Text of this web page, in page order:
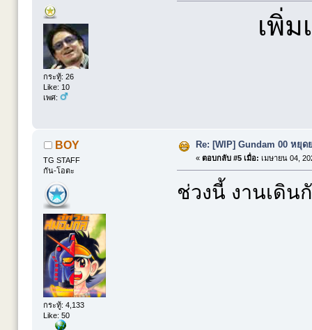
กระทู้: 26
Like: 10
เพศ:
เพิ่
BOY
TG STAFF
กัน-โอตะ
กระทู้: 4,133
Like: 50
Re: [WIP] Gundam 00 หยุด
« ตอบกลับ #5 เมื่อ: เมษายน 04,
ช่วงนี้ งานเดิน